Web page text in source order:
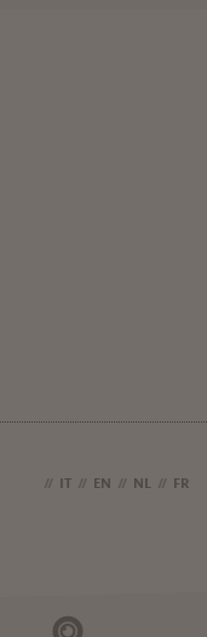
// IT // EN // NL // FR